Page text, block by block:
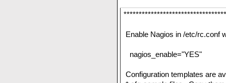
Enable Nagios in /etc/rc.conf
nagios_enable="YES"
Configuration templates are